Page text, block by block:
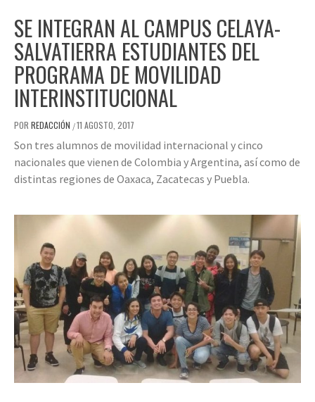
SE INTEGRAN AL CAMPUS CELAYA-
SALVATIERRA ESTUDIANTES DEL
PROGRAMA DE MOVILIDAD
INTERINSTITUCIONAL
POR REDACCIÓN /11 AGOSTO, 2017
Son tres alumnos de movilidad internacional y cinco
nacionales que vienen de Colombia y Argentina, así como de
distintas regiones de Oaxaca, Zacatecas y Puebla.